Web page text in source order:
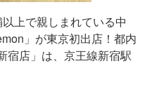
上で親しまれている中
」が東京初出店！都内
宿店」は、京王線新宿駅